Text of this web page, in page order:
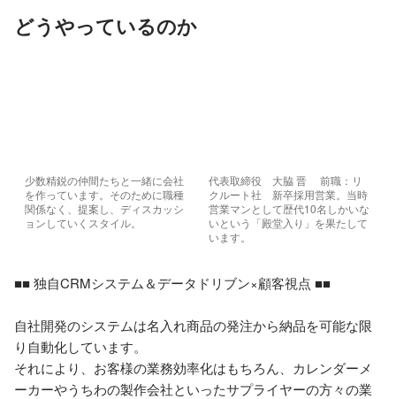
どうやっているのか
少数精鋭の仲間たちと一緒に会社
を作っています。そのために職種
関係なく、提案し、ディスカッシ
ョンしていくスタイル。
代表取締役　大脇 晋　 前職：リ
クルート社　新卒採用営業。当時
営業マンとして歴代10名しかいな
いという「殿堂入り」を果たして
います。
■■ 独自CRMシステム＆データドリブン×顧客視点 ■■
自社開発のシステムは名入れ商品の発注から納品を可能な限
り自動化しています。
それにより、お客様の業務効率化はもちろん、カレンダーメ
ーカーやうちわの製作会社といったサプライヤーの方々の業